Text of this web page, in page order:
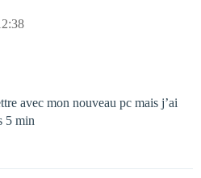
avec mon nouveau pc mais j’ai
5 min